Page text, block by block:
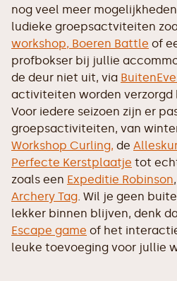
nog veel meer
ludieke groepsactviteiten
workshop, Boeren Battle of
profbokser bij jullie
de deur niet uit, via
activiteiten worden verzorgd
Voor iedere seizoen zijn er
groepsactiviteiten, van
Workshop Curling, de
Perfecte Kerstplaatje tot
zoals een Expeditie Robinson,
Archery Tag . Wil je geen
lekker binnen blijven, denk
Escape game of het
leuke toevoeging voor jullie